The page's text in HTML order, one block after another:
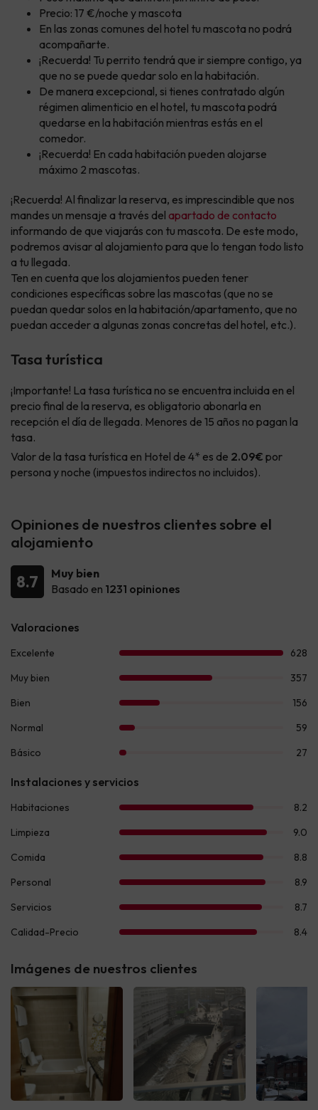
Precio: 17 €/noche y mascota
En las zonas comunes del hotel tu mascota no podrá
acompañarte.
¡Recuerda! Tu perrito tendrá que ir siempre contigo, ya
que no se puede quedar solo en la habitación.
De manera excepcional, si tienes contratado algún
régimen alimenticio en el hotel, tu mascota podrá
quedarse en la habitación mientras estás en el
comedor.
¡Recuerda! En cada habitación pueden alojarse
máximo 2 mascotas.
¡Recuerda! Al finalizar la reserva, es imprescindible que nos
mandes un mensaje a través del apartado de contacto
informando de que viajarás con tu mascota. De este modo,
podremos avisar al alojamiento para que lo tengan todo listo
a tu llegada.
Ten en cuenta que los alojamientos pueden tener
condiciones específicas sobre las mascotas (que no se
puedan quedar solos en la habitación/apartamento, que no
puedan acceder a algunas zonas concretas del hotel, etc.).
Tasa turística
¡Importante! La tasa turística no se encuentra incluida en el
precio final de la reserva, es obligatorio abonarla en
recepción el día de llegada. Menores de 15 años no pagan la
tasa.
Valor de la tasa turística en Hotel de 4* es de 2.09€ por
persona y noche (impuestos indirectos no incluidos).
Opiniones de nuestros clientes sobre el
alojamiento
8.7
Muy bien
Basado en 1231 opiniones
Imágenes de nuestros clientes